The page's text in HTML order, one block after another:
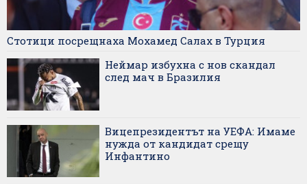
Стотици посрещнаха Мохамед Салах в Турция
Неймар избухна с нов скандал
след мач в Бразилия
Вицепрезидентът на УЕФА: Имаме
нужда от кандидат срещу
Инфантино